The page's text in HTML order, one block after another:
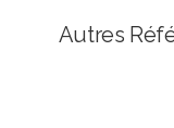
Autres